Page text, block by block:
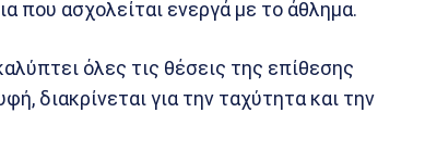
που ασχολείται ενεργά με το άθλημα.
όλες τις θέσεις της επίθεσης
διακρίνεται για την ταχύτητα και την